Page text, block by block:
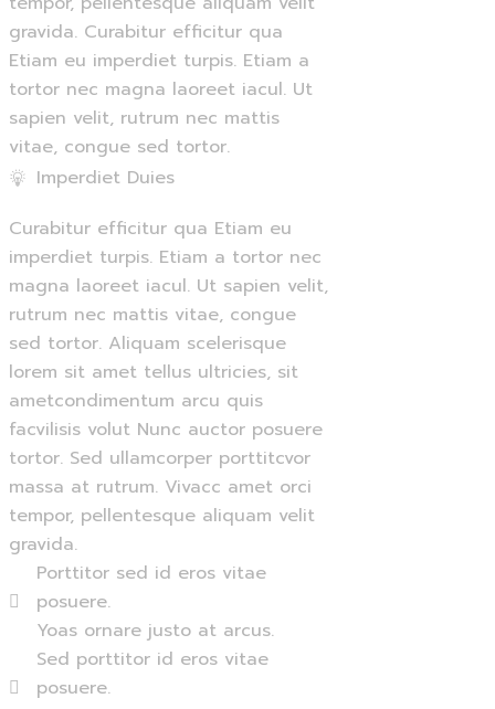
gravida. Curabitur efficitur qua
Etiam eu imperdiet turpis. Etiam a
tortor nec magna laoreet iacul. Ut
sapien velit, rutrum nec mattis
vitae, congue sed tortor.
Imperdiet Duies
Curabitur efficitur qua Etiam eu
imperdiet turpis. Etiam a tortor nec
magna laoreet iacul. Ut sapien velit,
rutrum nec mattis vitae, congue
sed tortor. Aliquam scelerisque
lorem sit amet tellus ultricies, sit
ametcondimentum arcu quis
facvilisis volut Nunc auctor posuere
tortor. Sed ullamcorper porttitcvor
massa at rutrum. Vivacc amet orci
tempor, pellentesque aliquam velit
gravida.
Porttitor sed id eros vitae
posuere.
Yoas ornare justo at arcus.
Sed porttitor id eros vitae
posuere.